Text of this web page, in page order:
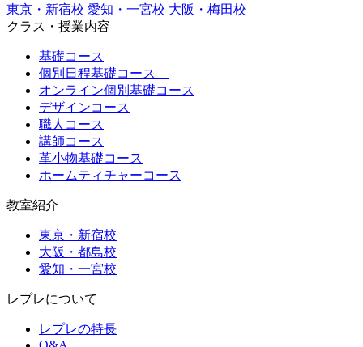
東京・新宿校 愛知・一宮校 大阪・梅田校
クラス・授業内容
基礎コース
個別日程基礎コース
オンライン個別基礎コース
デザインコース
職人コース
講師コース
革小物基礎コース
ホームティチャーコース
教室紹介
東京・新宿校
大阪・都島校
愛知・一宮校
レプレについて
レプレの特長